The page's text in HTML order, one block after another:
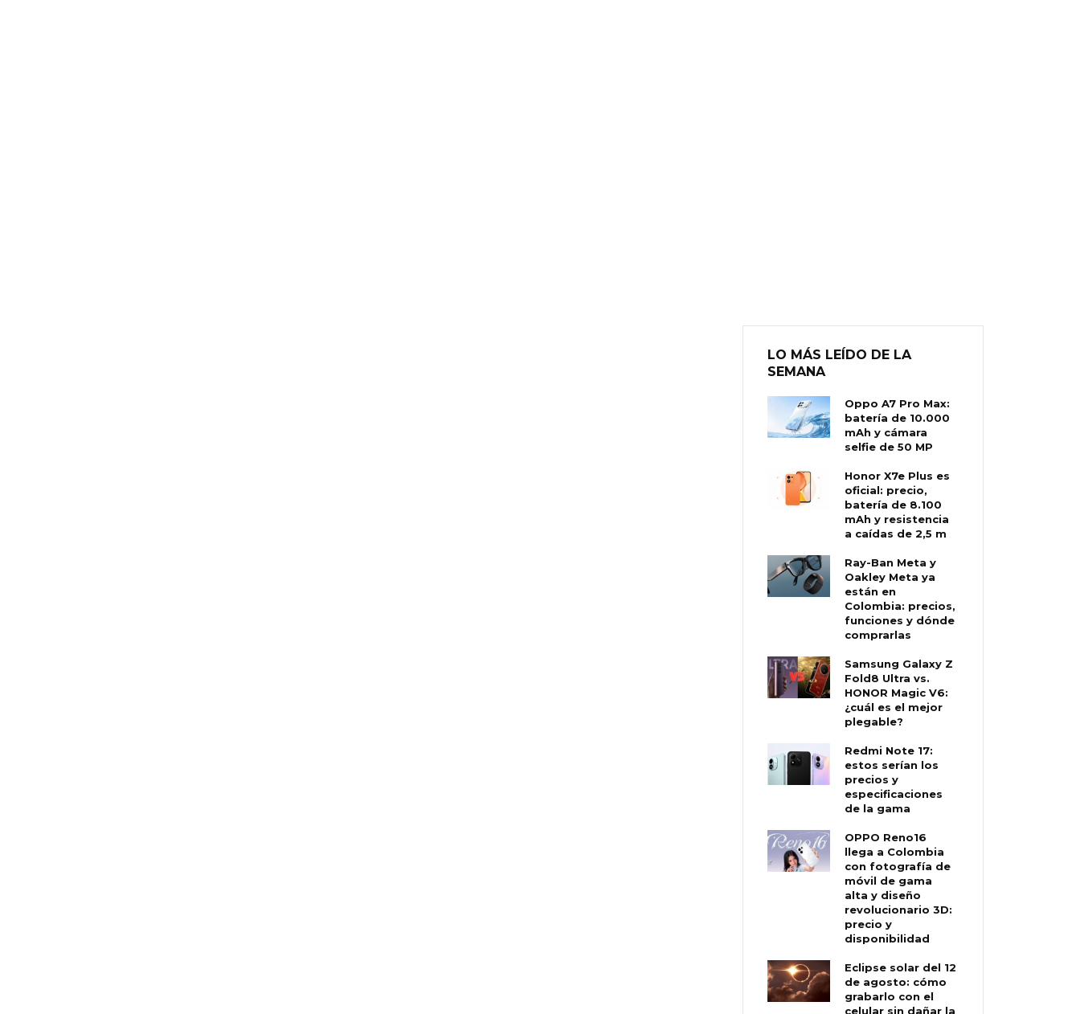
LO MÁS LEÍDO DE LA
SEMANA
Oppo A7 Pro Max:
batería de 10.000
mAh y cámara
selfie de 50 MP
Honor X7e Plus es
oficial: precio,
batería de 8.100
mAh y resistencia
a caídas de 2,5 m
Ray-Ban Meta y
Oakley Meta ya
están en
Colombia: precios,
funciones y dónde
comprarlas
Samsung Galaxy Z
Fold8 Ultra vs.
HONOR Magic V6:
¿cuál es el mejor
plegable?
Redmi Note 17:
estos serían los
precios y
especificaciones
de la gama
OPPO Reno16
llega a Colombia
con fotografía de
móvil de gama
alta y diseño
revolucionario 3D:
precio y
disponibilidad
Eclipse solar del 12
de agosto: cómo
grabarlo con el
celular sin dañar la